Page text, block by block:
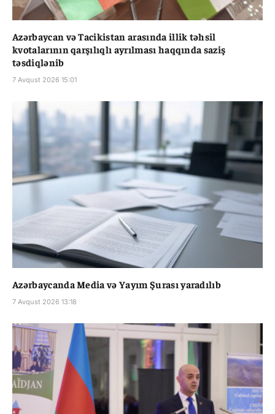
Azərbaycan və Tacikistan arasında illik təhsil
kvotalarının qarşılıqlı ayrılması haqqında saziş
təsdiqlənib
7 Avqust 2026 15:01
Azərbaycanda Media və Yayım Şurası yaradılıb
7 Avqust 2026 13:18